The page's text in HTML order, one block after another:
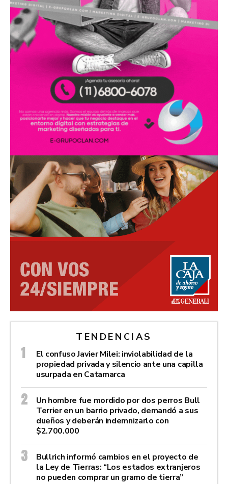
TENDENCIAS
El confuso Javier Milei: inviolabilidad de la
propiedad privada y silencio ante una capilla
usurpada en Catamarca
Un hombre fue mordido por dos perros Bull
Terrier en un barrio privado, demandó a sus
dueños y deberán indemnizarlo con
$2.700.000
Bullrich informó cambios en el proyecto de
la Ley de Tierras: “Los estados extranjeros
no pueden comprar un gramo de tierra”